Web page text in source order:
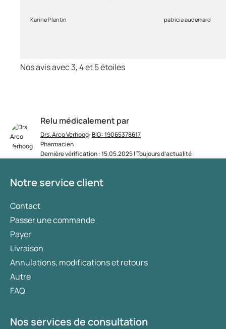
Relu médicalement par
Drs. Arco Verhoog:BIG: 19065378617
Pharmacien
Dernière vérification : 15.05.2025 | Toujours d’actualité
Karine Plantin patricia audemard
Nos avis avec 3, 4 et 5 étoiles
Notre service client
Contact
Passer une commande
Payer
Livraison
Annulations, modifications et retours
Autre
FAQ
Nos services de consultation